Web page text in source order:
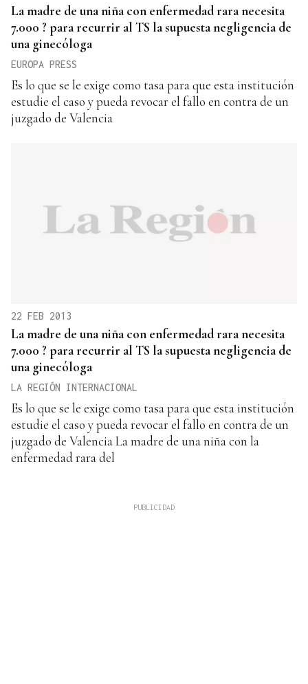
La madre de una niña con enfermedad rara necesita
7.000 ? para recurrir al TS la supuesta negligencia de
una ginecóloga
EUROPA PRESS
Es lo que se le exige como tasa para que esta institución
estudie el caso y pueda revocar el fallo en contra de un
juzgado de Valencia
22 FEB 2013
La madre de una niña con enfermedad rara necesita
7.000 ? para recurrir al TS la supuesta negligencia de
una ginecóloga
LA REGIÓN INTERNACIONAL
Es lo que se le exige como tasa para que esta institución
estudie el caso y pueda revocar el fallo en contra de un
juzgado de Valencia La madre de una niña con la
enfermedad rara del